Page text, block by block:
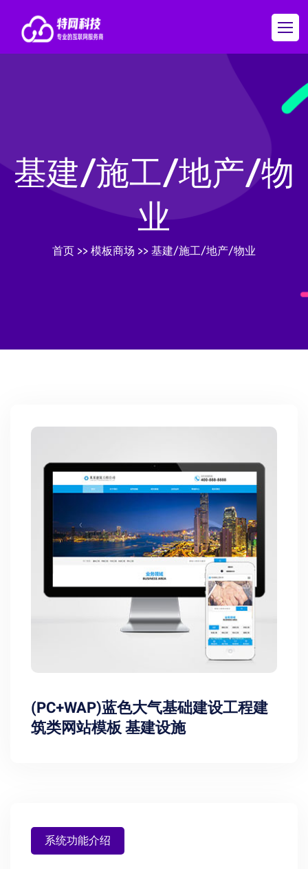
基建/施工/地产/物
业
首页 >> 模板商场 >> 基建/施工/地产/物业
(PC+WAP)蓝色大气基础建设工程建
筑类网站模板 基建设施
系统功能介绍